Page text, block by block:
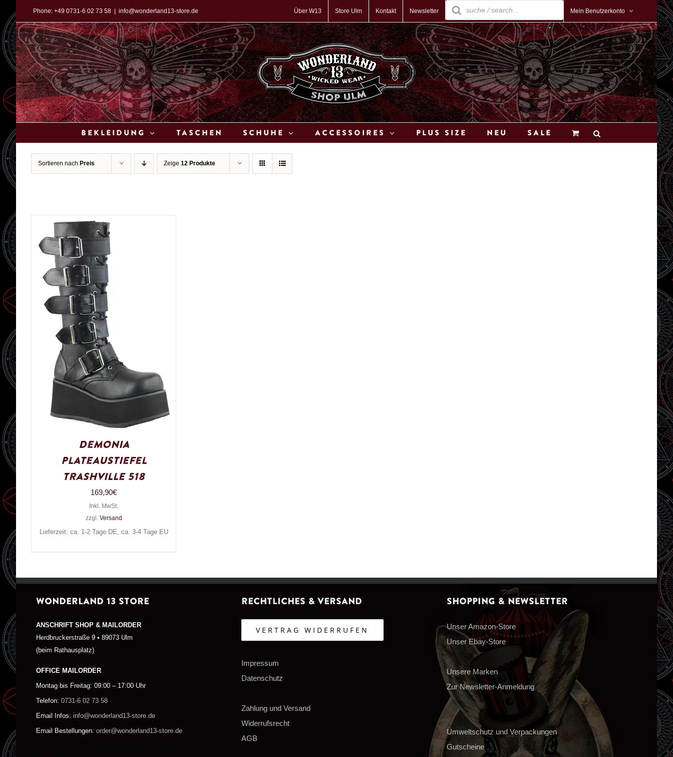
Inhalt
springen
Phone: +49 0731-6 02 73 58 info@wonderland13-store.de Über W13 Store Ulm Kontakt Newsletter
Products
search
Mein Benutzerkonto
Bekleidung Taschen Schuhe Accessoires Plus Size Neu Sale
Sortieren nach Preis Zeige 12 Produkte
Demonia
Plateaustiefel
Trashville 518
169,90€
Inkl. MwSt.
zzgl. Versand
Lieferzeit: ca. 1-2 Tage DE, ca. 3-4 Tage EU
WONDERLAND 13 STORE
ANSCHRIFT SHOP & MAILORDER
Herdbruckerstraße 9 • 89073 Ulm
(beim Rathausplatz)
OFFICE MAILORDER
Montag bis Freitag: 09:00 – 17:00 Uhr
Telefon: 0731-6 02 73 58
Email Infos: info@wonderland13-store.de
Email Bestellungen: order@wonderland13-store.de
Rechtliches & Versand
VERTRAG WIDERRUFEN
Impressum
Datenschutz
Zahlung und Versand
Widerrufsrecht
AGB
Shopping & Newsletter
Unser Amazon-Store
Unser Ebay-Store
Unsere Marken
Zur Newsletter-Anmeldung
Umweltschutz und Verpackungen
Gutscheine